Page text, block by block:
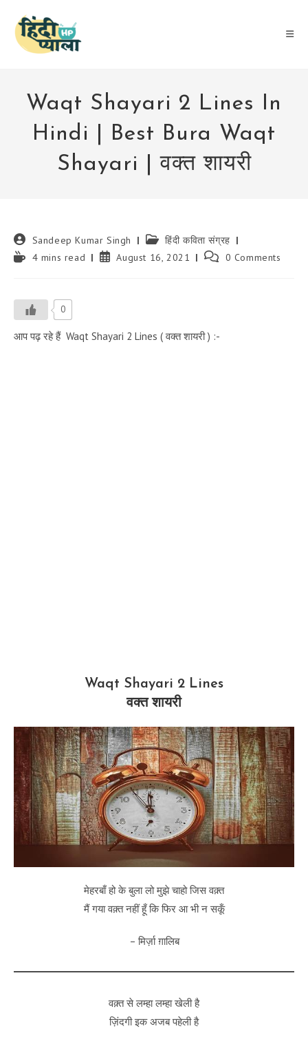
content
Waqt Shayari 2 Lines In
Hindi | Best Bura Waqt
Shayari | वक्त शायरी
Post
author:
Sandeep Kumar Singh
Post
category:
हिंदी कविता संग्रह
Reading4 mins read
PostAugust 16, 2021
Post 0 Comments
0
आप पढ़ रहे हैं Waqt Shayari 2 Lines ( वक्त शायरी ) :-
Waqt Shayari 2 Lines
वक्त शायरी
मेहरबाँ हो के बुला लो मुझे चाहो जिस वक़्त
मैं गया वक़्त नहीं हूँ कि फिर आ भी न सकूँ
– मिर्ज़ा ग़ालिब
वक़्त से लम्हा लम्हा खेली है
ज़िंदगी इक अजब पहेली है